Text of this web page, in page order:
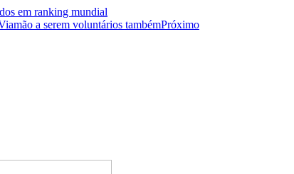
em ranking mundial
a serem voluntários tambémPróximo